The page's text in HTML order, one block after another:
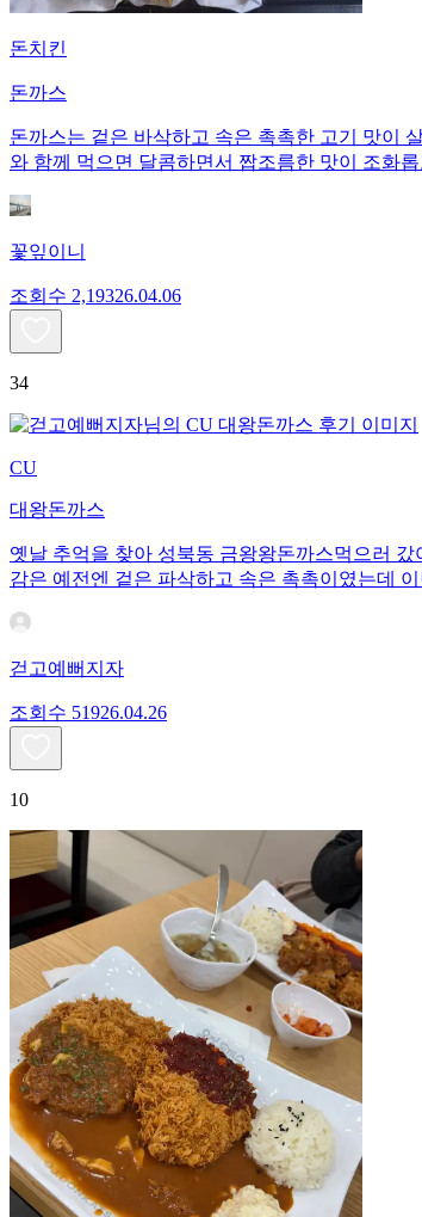
돈치킨
돈까스
돈까스는 겉은 바삭하고 속은 촉촉한 고기 맛이
와 함께 먹으면 달콤하면서 짭조름한 맛이 조화
꽃잎이니
조회수 2,19326.04.06
34
CU
대왕돈까스
옛날 추억을 찾아 성북동 금왕왕돈까스먹으러
감은 예전엔 겉은 파삭하고 속은 촉촉이였는데
걷고예뻐지자
조회수 51926.04.26
10